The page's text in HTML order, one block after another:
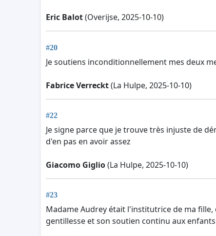
Eric Balot(Overijse, 2025-10-10)
#20
Je soutiens inconditionnellement mes deux
Fabrice Verreckt(La Hulpe, 2025-10-10)
#22
Je signe parce que je trouve très injuste de
d'en pas en avoir assez
Giacomo Giglio(La Hulpe, 2025-10-10)
#23
Madame Audrey était l'institutrice de ma
gentillesse et son soutien continu aux